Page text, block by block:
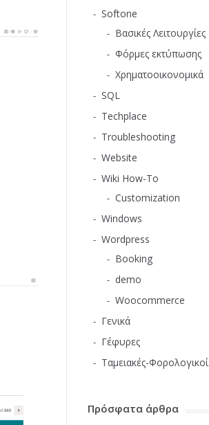
Softone
Βασικές Λειτουργίες
Φόρμες εκτύπωσης
Χρηματοοικονομικά
SQL
Techplace
Troubleshooting
Website
Wiki How-To
Customization
Windows
Wordpress
Booking
demo
Woocommerce
Γενικά
Γέφυρες
Ταμειακές-Φορολογικοί
Πρόσφατα άρθρα